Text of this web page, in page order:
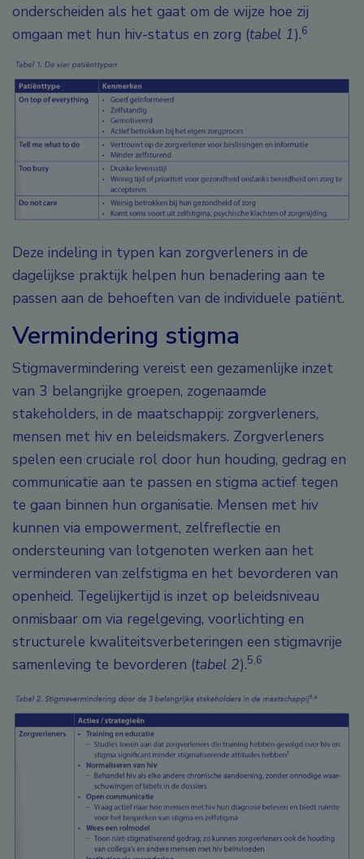
onderscheiden als het gaat om de wijze hoe zij
omgaan met hun hiv-status en zorg (tabel 1).6
Deze indeling in typen kan zorgverleners in de
dagelijkse praktijk helpen hun benadering aan te
passen aan de behoeften van de individuele patiënt.
Vermindering stigma
Stigmavermindering vereist een gezamenlijke inzet
van 3 belangrijke groepen, zogenaamde
stakeholders, in de maatschappij: zorgverleners,
mensen met hiv en beleidsmakers. Zorgverleners
spelen een cruciale rol door hun houding, gedrag en
communicatie aan te passen en stigma actief tegen
te gaan binnen hun organisatie. Mensen met hiv
kunnen via empowerment, zelfreflectie en
ondersteuning van lotgenoten werken aan het
verminderen van zelfstigma en het bevorderen van
openheid. Tegelijkertijd is inzet op beleidsniveau
onmisbaar om via regelgeving, voorlichting en
structurele kwaliteitsverbeteringen een stigmavrije
samenleving te bevorderen (tabel 2).5,6